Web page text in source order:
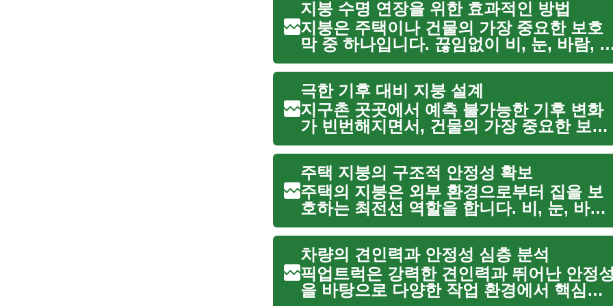
지붕 수명 연장을 위한 효과적인 방법
지붕은 주택이나 건물의 가장 중요한 보호
막 중 하나입니다. 끊임없이 비, 눈, 바람,
빛 등 다양한 기상 조건에 노출되기 때문에
시간이 지남에 따라 손상되기 쉽습니다. 지
붕의 수명을 효과적으로 연장하고 건물의...
극한 기후 대비 지붕 설계
지구촌 곳곳에서 예측 불가능한 기후 변화
가 빈번해지면서, 건물의 가장 중요한 보호
막인 지붕의 역할이 더욱 부각되고 있습니
다. 폭우, 강풍, 폭설, 극심한 더위 등 다양
극한 기후 조건 속에서 주택과 건물의 안...
주택 지붕의 구조적 안정성 확보
주택의 지붕은 외부 환경으로부터 집을 보
호하는 최전선 역할을 합니다. 비, 눈, 바람
등 다양한 기상 조건에 직접 노출되는 지붕
은 시간이 지남에 따라 손상될 수 있으며,
는 곧 주택의 구조적 안정성에 심각한 ...
차량의 견인력과 안정성 심층 분석
픽업트럭은 강력한 견인력과 뛰어난 안정성
을 바탕으로 다양한 작업 환경에서 핵심적